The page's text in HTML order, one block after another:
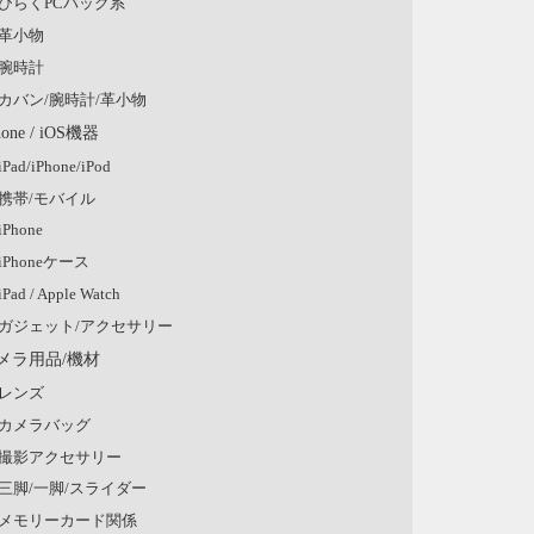
小物
時計
バン/腕時計/革小物
/ iOS機器
iPhone/iPod
帯/モバイル
ケース
/ Apple Watch
ジェット/アクセサリー
ラ用品/機材
ンズ
メラバッグ
影アクセサリー
脚/一脚/スライダー
モリーカード関係